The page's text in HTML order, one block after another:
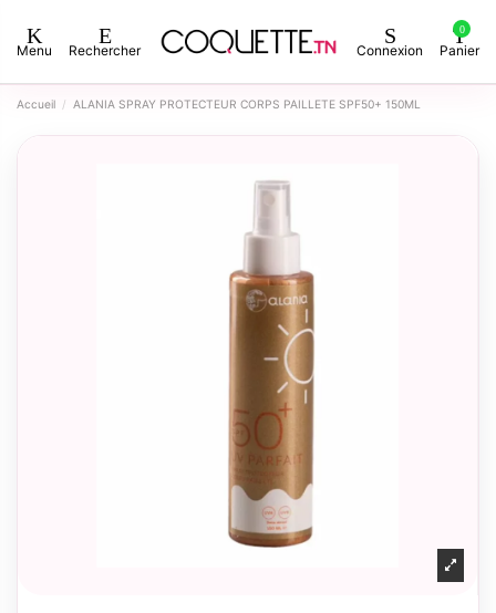
Menu Rechercher Connexion
0
Panier
Accueil ALANIA SPRAY PROTECTEUR CORPS PAILLETE SPF50+ 150ML